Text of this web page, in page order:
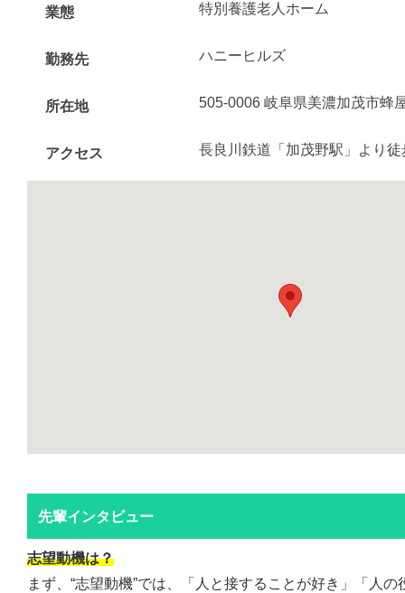
業態 特別養護老人ホーム
勤務先 ハニーヒルズ
所在地 505-0006 岐阜県美濃加茂市蜂
アクセス 長良川鉄道「加茂野駅」より
先輩インタビュー
志望動機は？
まず、“志望動機”では、「人と接することが好き」「人